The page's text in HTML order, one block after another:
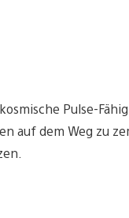
Pulse-
auf dem Weg zu